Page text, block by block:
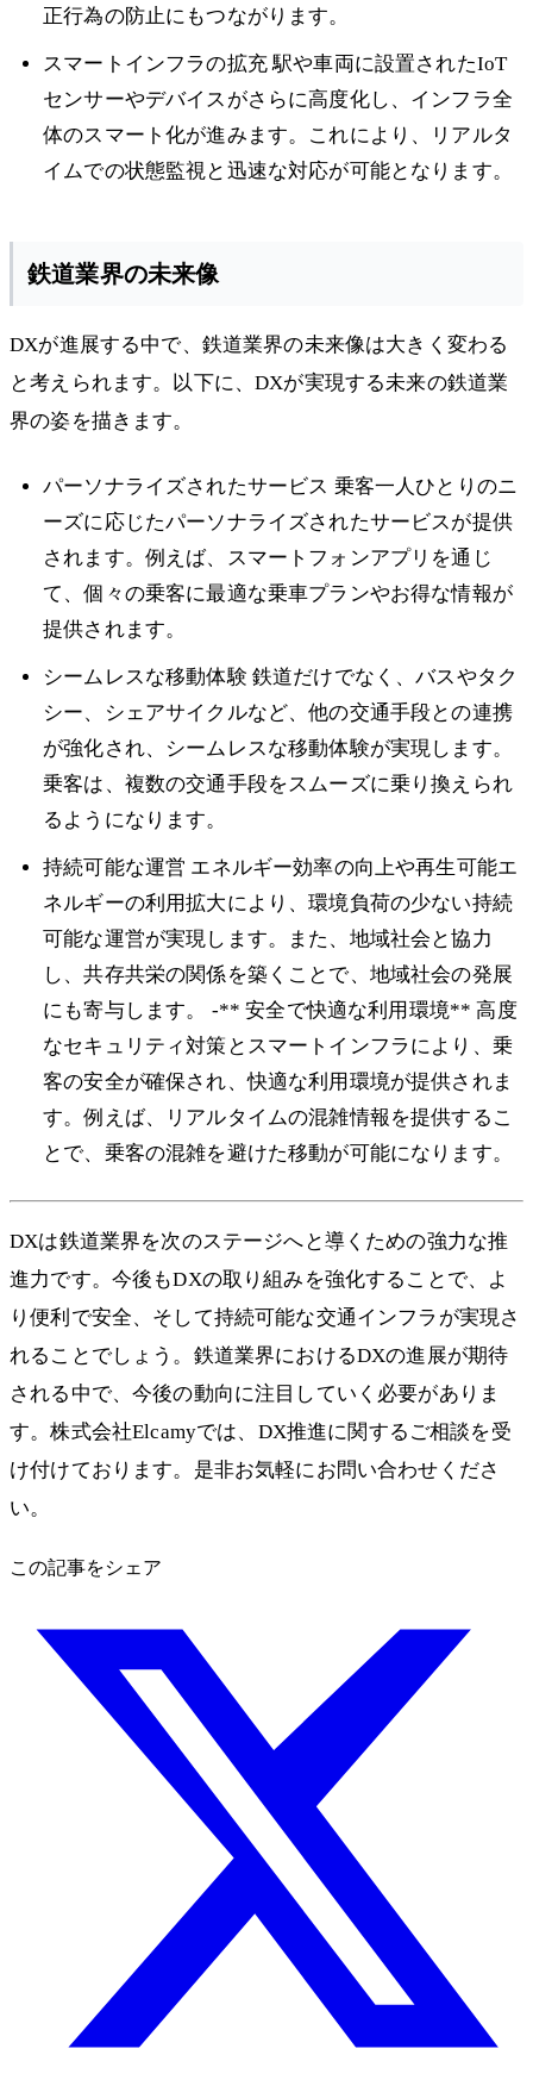
正行為の防止にもつながります。
スマートインフラの拡充 駅や車両に設置されたIoT
センサーやデバイスがさらに高度化し、インフラ全
体のスマート化が進みます。これにより、リアルタ
イムでの状態監視と迅速な対応が可能となります。
鉄道業界の未来像
DXが進展する中で、鉄道業界の未来像は大きく変わる
と考えられます。以下に、DXが実現する未来の鉄道業
界の姿を描きます。
パーソナライズされたサービス 乗客一人ひとりのニ
ーズに応じたパーソナライズされたサービスが提供
されます。例えば、スマートフォンアプリを通じ
て、個々の乗客に最適な乗車プランやお得な情報が
提供されます。
シームレスな移動体験 鉄道だけでなく、バスやタク
シー、シェアサイクルなど、他の交通手段との連携
が強化され、シームレスな移動体験が実現します。
乗客は、複数の交通手段をスムーズに乗り換えられ
るようになります。
持続可能な運営 エネルギー効率の向上や再生可能エ
ネルギーの利用拡大により、環境負荷の少ない持続
可能な運営が実現します。また、地域社会と協力
し、共存共栄の関係を築くことで、地域社会の発展
にも寄与します。 -** 安全で快適な利用環境** 高度
なセキュリティ対策とスマートインフラにより、乗
客の安全が確保され、快適な利用環境が提供されま
す。例えば、リアルタイムの混雑情報を提供するこ
とで、乗客の混雑を避けた移動が可能になります。
DXは鉄道業界を次のステージへと導くための強力な推
進力です。今後もDXの取り組みを強化することで、よ
り便利で安全、そして持続可能な交通インフラが実現さ
れることでしょう。鉄道業界におけるDXの進展が期待
される中で、今後の動向に注目していく必要がありま
す。株式会社Elcamyでは、DX推進に関するご相談を受
け付けております。是非お気軽にお問い合わせくださ
い。
この記事をシェア